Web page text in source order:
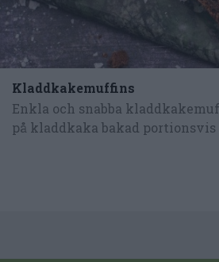
Kladdkakemuffins
Enkla och snabba
på kladdkaka bakad